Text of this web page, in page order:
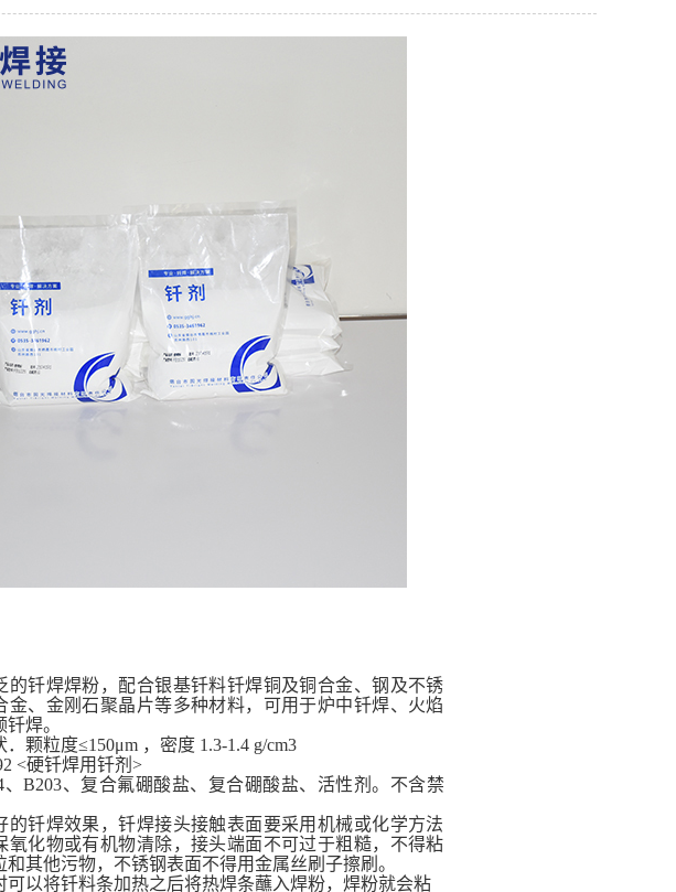
的钎焊焊粉，配合银基钎料钎焊铜及铜合金、钢及不锈
金、金刚石聚晶片等多种材料，可用于炉中钎焊、火焰
焊。
．颗粒度≤150μm ，密度 1.3-1.4 g/cm3
<硬钎焊用钎剂>
、B203、复合氟硼酸盐、复合硼酸盐、活性剂。不含禁
的钎焊效果，钎焊接头接触表面要采用机械或化学方法
氧化物或有机物清除，接头端面不可过于粗糙，不得粘
和其他污物，不锈钢表面不得用金属丝刷子擦刷。
可以将钎料条加热之后将热焊条蘸入焊粉，焊粉就会粘